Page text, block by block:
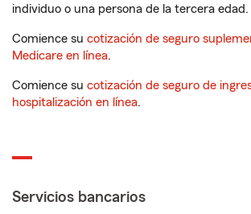
individuo o una persona de la tercera edad.
Comience su cotización de seguro
Medicare en línea.
Comience su cotización de seguro de
hospitalización en línea.
Servicios bancarios